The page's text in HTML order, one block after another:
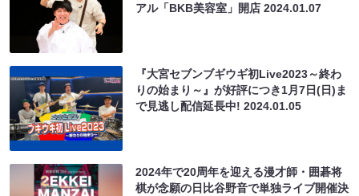
アル「BKB美容室」開店2024.01.07
『大宮セブンブギウギ初Live2023～終わ
りの始まり～』が好評につき1月7日(日)ま
で見逃し配信延長中!2024.01.05
2024年で20周年を迎える漫才師・囲碁将
棋が念願の日比谷野音で単独ライブ開催決